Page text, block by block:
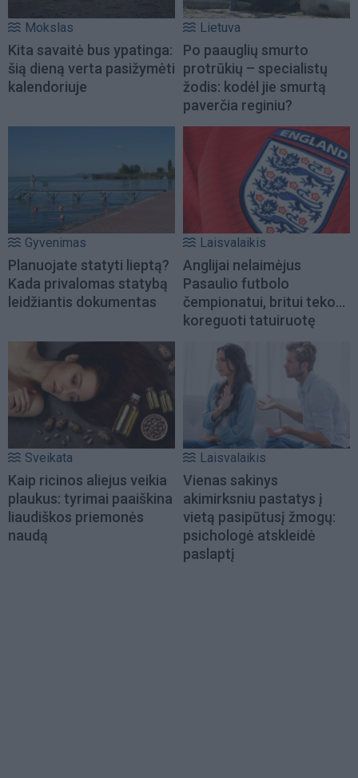
Mokslas
Kita savaitė bus ypatinga:
šią dieną verta pasižymėti
kalendoriuje
Lietuva
Po paauglių smurto
protrūkių – specialistų
žodis: kodėl jie smurtą
paverčia reginiu?
Gyvenimas
Planuojate statyti lieptą?
Kada privalomas statybą
leidžiantis dokumentas
Laisvalaikis
Anglijai nelaimėjus
Pasaulio futbolo
čempionatui, britui teko...
koreguoti tatuiruotę
Sveikata
Kaip ricinos aliejus veikia
plaukus: tyrimai paaiškina
liaudiškos priemonės
naudą
Laisvalaikis
Vienas sakinys
akimirksniu pastatys į
vietą pasipūtusį žmogų:
psichologė atskleidė
paslaptį